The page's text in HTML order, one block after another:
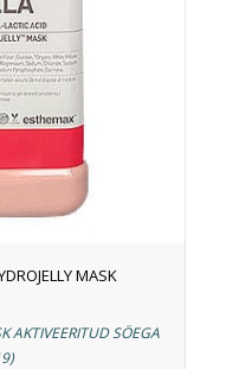
MASK
AKTIVEERITUD SÖEGA